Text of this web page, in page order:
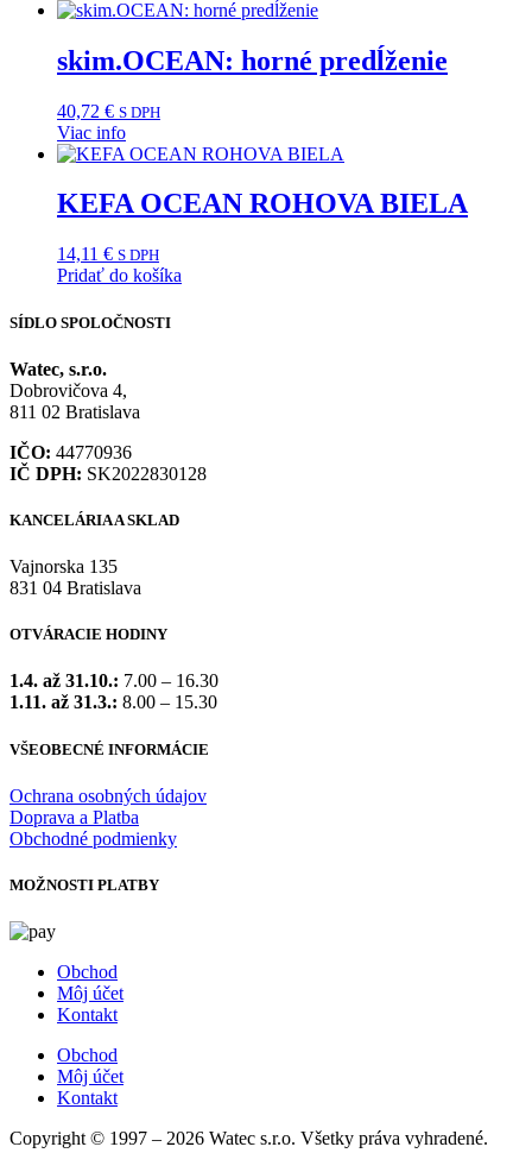
skim.OCEAN: horné predĺženie
40,72 € S DPH
Viac info
KEFA OCEAN ROHOVA BIELA
14,11 € S DPH
Pridať do košíka
SÍDLO SPOLOČNOSTI
Watec, s.r.o.
Dobrovičova 4,
811 02 Bratislava
IČO: 44770936
IČ DPH: SK2022830128
KANCELÁRIA A SKLAD
Vajnorska 135
831 04 Bratislava
OTVÁRACIE HODINY
1.4. až 31.10.: 7.00 – 16.30
1.11. až 31.3.: 8.00 – 15.30
VŠEOBECNÉ INFORMÁCIE
Ochrana osobných údajov
Doprava a Platba
Obchodné podmienky
MOŽNOSTI PLATBY
Obchod
Môj účet
Kontakt
Obchod
Môj účet
Kontakt
Copyright © 1997 – 2026 Watec s.r.o. Všetky práva vyhradené.